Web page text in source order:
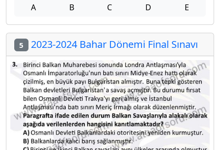
A B C D E
5 2023-2024 Bahar Dönemi Final Sınavı